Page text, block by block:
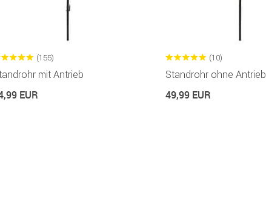
(155)
mit Antrieb
EUR
(10)
Standrohr ohne Antrieb
49,99 EUR